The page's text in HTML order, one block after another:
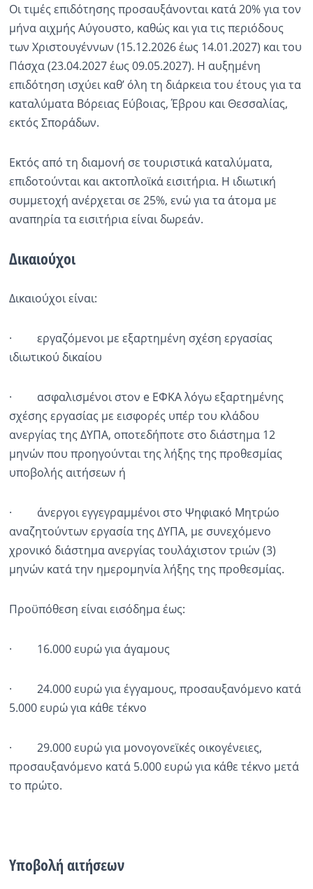
Οι τιμές επιδότησης προσαυξάνονται κατά 20% για τον
μήνα αιχμής Αύγουστο, καθώς και για τις περιόδους
των Χριστουγέννων (15.12.2026 έως 14.01.2027) και του
Πάσχα (23.04.2027 έως 09.05.2027). Η αυξημένη
επιδότηση ισχύει καθ’ όλη τη διάρκεια του έτους για τα
καταλύματα Βόρειας Εύβοιας, Έβρου και Θεσσαλίας,
εκτός Σποράδων.
Εκτός από τη διαμονή σε τουριστικά καταλύματα,
επιδοτούνται και ακτοπλοϊκά εισιτήρια. Η ιδιωτική
συμμετοχή ανέρχεται σε 25%, ενώ για τα άτομα με
αναπηρία τα εισιτήρια είναι δωρεάν.
Δικαιούχοι
Δικαιούχοι είναι:
· εργαζόμενοι με εξαρτημένη σχέση εργασίας
ιδιωτικού δικαίου
· ασφαλισμένοι στον e EΦΚΑ λόγω εξαρτημένης
σχέσης εργασίας με εισφορές υπέρ του κλάδου
ανεργίας της ΔΥΠΑ, οποτεδήποτε στο διάστημα 12
μηνών που προηγούνται της λήξης της προθεσμίας
υποβολής αιτήσεων ή
· άνεργοι εγγεγραμμένοι στο Ψηφιακό Μητρώο
αναζητούντων εργασία της ΔΥΠΑ, με συνεχόμενο
χρονικό διάστημα ανεργίας τουλάχιστον τριών (3)
μηνών κατά την ημερομηνία λήξης της προθεσμίας.
Προϋπόθεση είναι εισόδημα έως:
· 16.000 ευρώ για άγαμους
· 24.000 ευρώ για έγγαμους, προσαυξανόμενο κατά
5.000 ευρώ για κάθε τέκνο
· 29.000 ευρώ για μονογονεϊκές οικογένειες,
προσαυξανόμενο κατά 5.000 ευρώ για κάθε τέκνο μετά
το πρώτο.
Υποβολή αιτήσεων